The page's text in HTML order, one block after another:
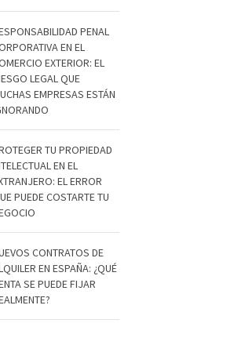
PENAL
EN EL
EXTERIOR: EL
LEGAL QUE
EMPRESAS ESTÁN
TU PROPIEDAD
EN EL
EL ERROR
PUEDE COSTARTE TU
CONTRATOS DE
EN ESPAÑA: ¿QUÉ
SE PUEDE FIJAR